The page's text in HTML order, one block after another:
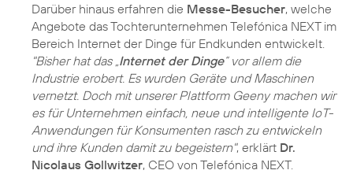
Darüber hinaus erfahren die Messe-Besucher, welche
Angebote das Tochterunternehmen Telefónica NEXT im
Bereich Internet der Dinge für Endkunden entwickelt.
"Bisher hat das „Internet der Dinge“ vor allem die
Industrie erobert. Es wurden Geräte und Maschinen
vernetzt. Doch mit unserer Plattform Geeny machen wir
es für Unternehmen einfach, neue und intelligente IoT-
Anwendungen für Konsumenten rasch zu entwickeln
und ihre Kunden damit zu begeistern", erklärt Dr.
Nicolaus Gollwitzer, CEO von Telefónica NEXT.